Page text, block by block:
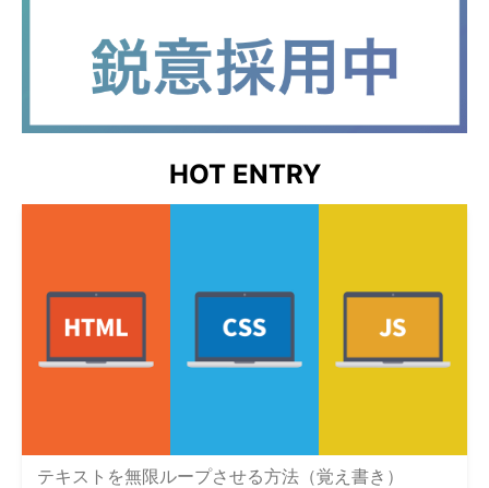
HOT ENTRY
テキストを無限ループさせる方法（覚え書き）